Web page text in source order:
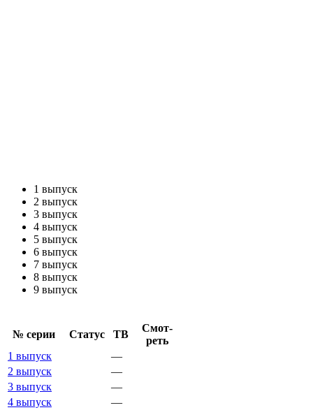
1 выпуск
2 выпуск
3 выпуск
4 выпуск
5 выпуск
6 выпуск
7 выпуск
8 выпуск
9 выпуск
№ се­рии Ста­тус ТВ
Смот­
реть
1 выпуск
—
2 выпуск
—
3 выпуск
—
4 выпуск
—